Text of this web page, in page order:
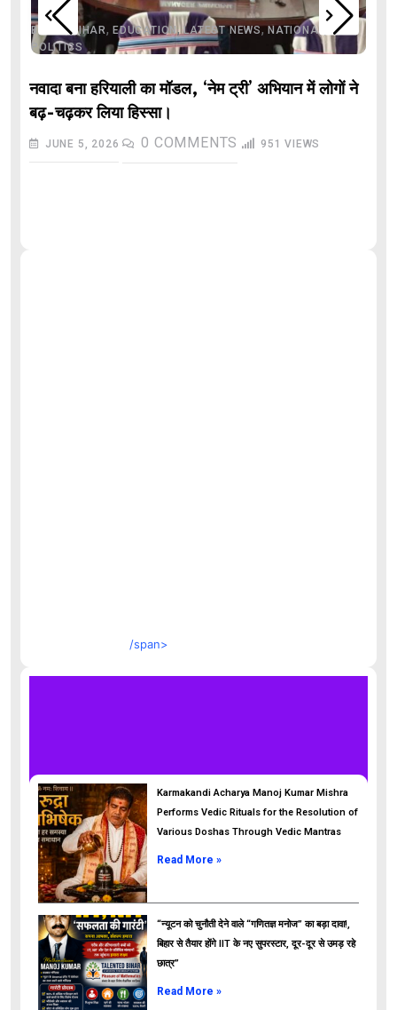
BIHAR,BIHAR, EDUCATION,LATEST NEWS,NATIONAL
POLITICS
नवादा बना हरियाली का मॉडल, ‘नेम ट्री’ अभियान में लोगों ने
बढ़-चढ़कर लिया हिस्सा।
JUNE 5, 2026 0 COMMENTS 951 VIEWS
/span>
ads
Karmakandi Acharya Manoj Kumar Mishra
Performs Vedic Rituals for the Resolution of
Various Doshas Through Vedic Mantras
Read More »
“न्यूटन को चुनौती देने वाले “गणितज्ञ मनोज” का बड़ा दावा!,
बिहार से तैयार होंगे IIT के नए सुपरस्टार, दूर-दूर से उमड़ रहे
छात्र”
Read More »